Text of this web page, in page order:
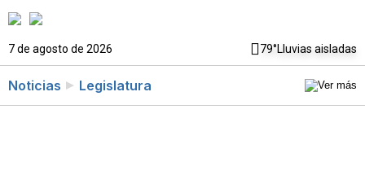
7 de agosto de 2026 79°Lluvias aisladas
Noticias Legislatura